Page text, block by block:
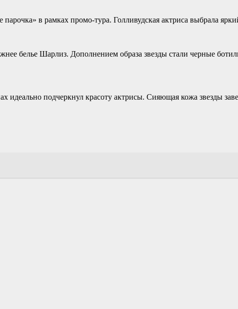
в рамках промо-тура. Голливудская актриса выбрала
белье Шарлиз. Дополнением образа звезды стали черные
подчеркнул красоту актрисы. Сияющая кожа звезды